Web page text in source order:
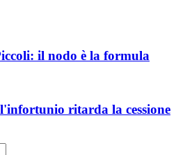
il nodo è la formula
ritarda la cessione